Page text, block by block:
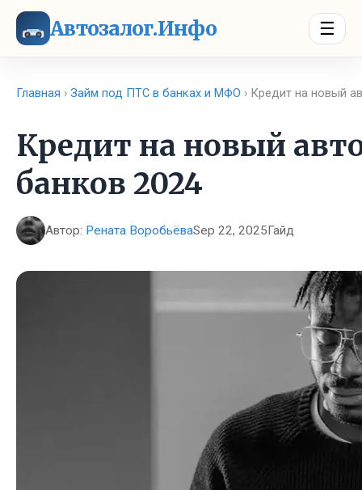
Автозалог.Инфо ☰
Главная › Займ под ПТС в банках и МФО › Кредит на новый
Кредит на новый
банков 2024
Автор: Рената ВоробьёваSep 22, 2025Гайд